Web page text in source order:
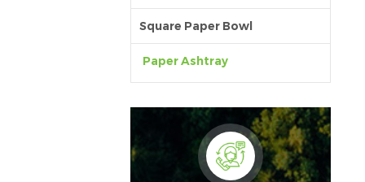
Square Paper Bowl
Paper Ashtray